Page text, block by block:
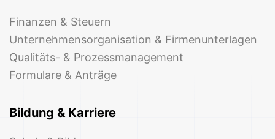
Finanzen & Steuern
Unternehmensorganisation & Firmenunterlagen
Qualitäts- & Prozessmanagement
Formulare & Anträge
Bildung & Karriere